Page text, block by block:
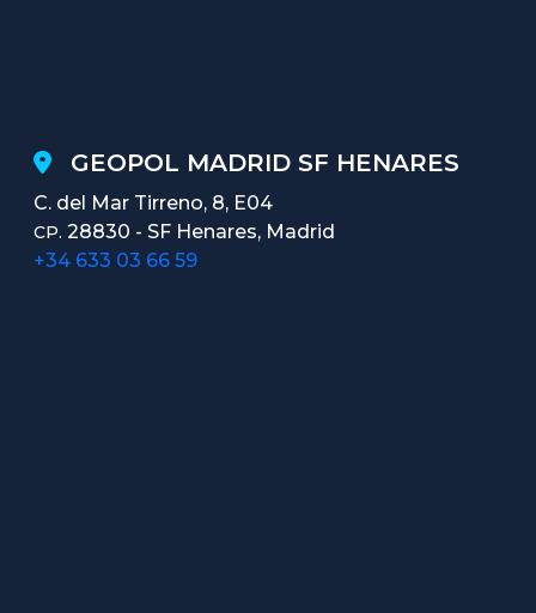
GEOPOL MADRID SF HENARES
C. del Mar Tirreno, 8, E04
CP. 28830 - SF Henares, Madrid
+34 633 03 66 59